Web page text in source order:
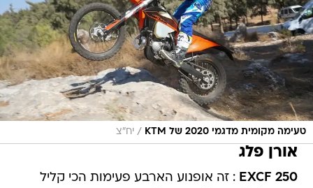
טעימה מקומית מדגמי 2020 של KTM / יח"צ
אורן פלג
250 EXCF
: זה אופנוע הארבע פעימות הכי קליל